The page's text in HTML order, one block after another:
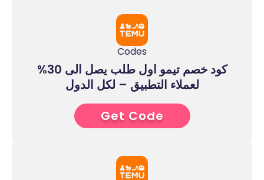
Codes
كود خصم تيمو اول طلب يصل الى 30%
لعملاء التطبيق – لكل الدول
2****
Get Code